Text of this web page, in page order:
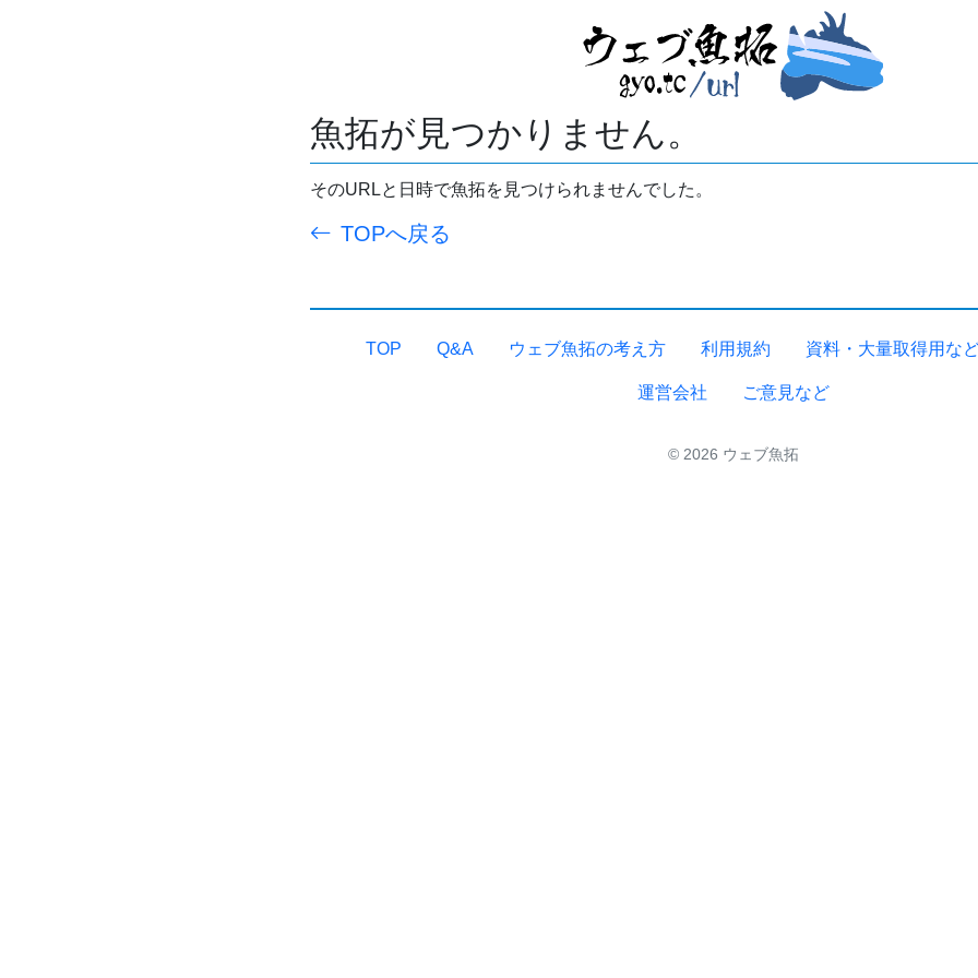
魚拓が見つかりません。
そのURLと日時で魚拓を見つけられませんでした。
TOPへ戻る
TOP Q&A ウェブ魚拓の考え方 利用規約 資料・大量取得用な
運営会社 ご意見など
© 2026 ウェブ魚拓